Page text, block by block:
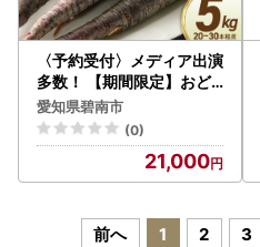
〈予約受付〉メディア出演
多数！ 【期間限定】おど
ろきの甘さと抗酸化力！
黒人参『黒王』5Kg H022
-014
愛知県碧南市
(0)
21,000
前へ 1 2 3